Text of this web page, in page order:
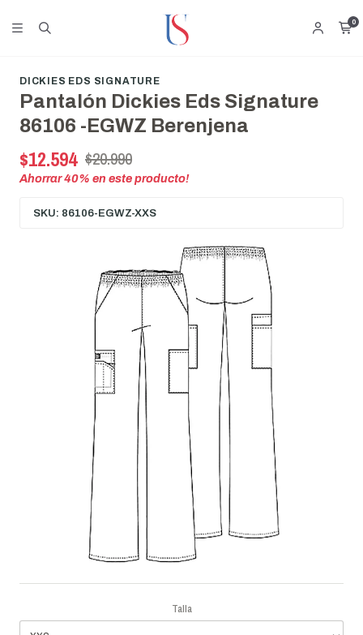
0
DICKIES EDS SIGNATURE
Pantalón Dickies Eds Signature
86106 -EGWZ Berenjena
$12.594 $20.990
Ahorrar40% en este producto!
SKU: 86106-EGWZ-XXS
Talla